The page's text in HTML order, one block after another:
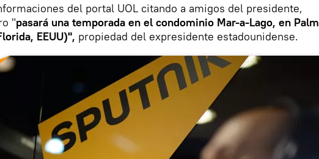
del portal UOL citando a amigos del presidente,
"pasará una temporada en el condominio Mar-a-Lago, en Palm
EEUU)", propiedad del expresidente estadounidense.